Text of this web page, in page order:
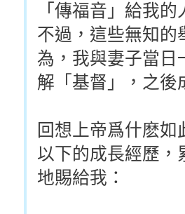
「傳福音」給我
不過，這些無知的
為，我與妻子當日
解「基督」，之後
回想上帝爲什麽
以下的成長經歷，
地賜給我：